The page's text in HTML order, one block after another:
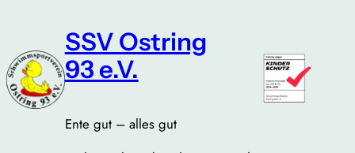
SSV Ostring
93 e.V.
Ente gut – alles gut